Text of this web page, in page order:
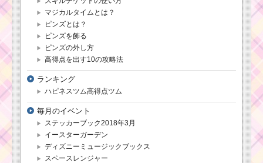
マジカルタイムとは？
ピンズとは？
ピンズを飾る
ピンズの外し方
高得点を出す10の攻略法
ランキング
ハピネスツム高得点ツム
毎月のイベント
ステッカーブック2018年3月
イースターガーデン
ディズニーミュージックブックス
スペースレンジャー